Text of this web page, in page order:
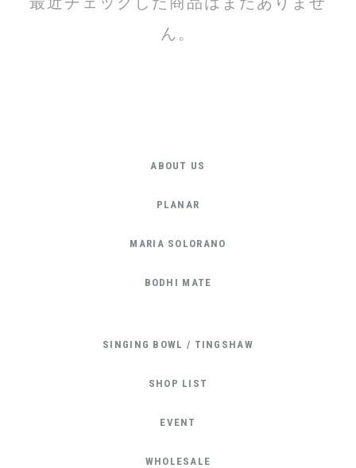
ん。
ABOUT US
PLANAR
MARIA SOLORANO
BODHI MATE
SINGING BOWL / TINGSHAW
SHOP LIST
EVENT
WHOLESALE